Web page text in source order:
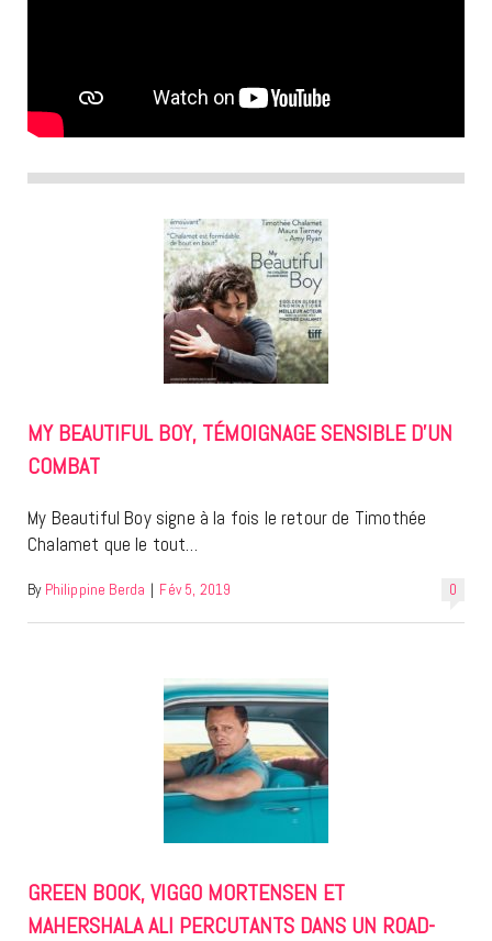
MY BEAUTIFUL BOY, TÉMOIGNAGE SENSIBLE D’UN
COMBAT
My Beautiful Boy signe à la fois le retour de Timothée
Chalamet que le tout…
0
By Philippine Berda | Fév 5, 2019
GREEN BOOK, VIGGO MORTENSEN ET
MAHERSHALA ALI PERCUTANTS DANS UN ROAD-